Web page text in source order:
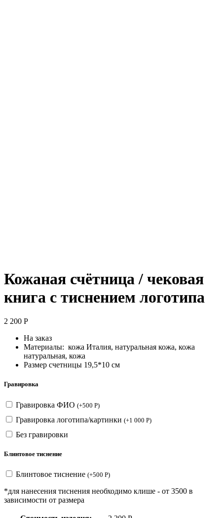
Кожаная счётница / чековая
книга с тиснением логотипа
2 200 Р
На заказ
Материалы: кожа Италия, натуральная кожа, кожа
натуральная, кожа
Размер счетницы 19,5*10 см
Гравировка
Гравировка ФИО (+500 Р)
Гравировка логотипа/картинки (+1 000 Р)
Без гравировки
Блинтовое тиснение
Блинтовое тиснение (+500 Р)
*для нанесения тиснения необходимо клише - от 3500 в
зависимости от размера